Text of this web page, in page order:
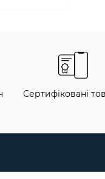
Сертифіковані